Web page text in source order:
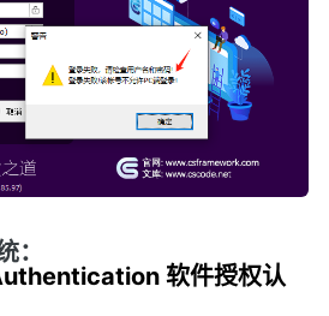
：
软件授权认